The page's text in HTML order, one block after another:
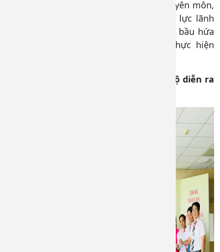
các tiêu chuẩn, yêu cầu, có trình độ chuyên môn,
lý luận chính trị, úy tín, đạo đức, năng lực lãnh
đạo đáp ứng các vị trí, chức danh được bầu hứa
hẹn nhiệm kỳ 2025-2027 các Chi bộ thực hiện
Một số hình ảnh Đại hội của các Chi bộ diễn ra